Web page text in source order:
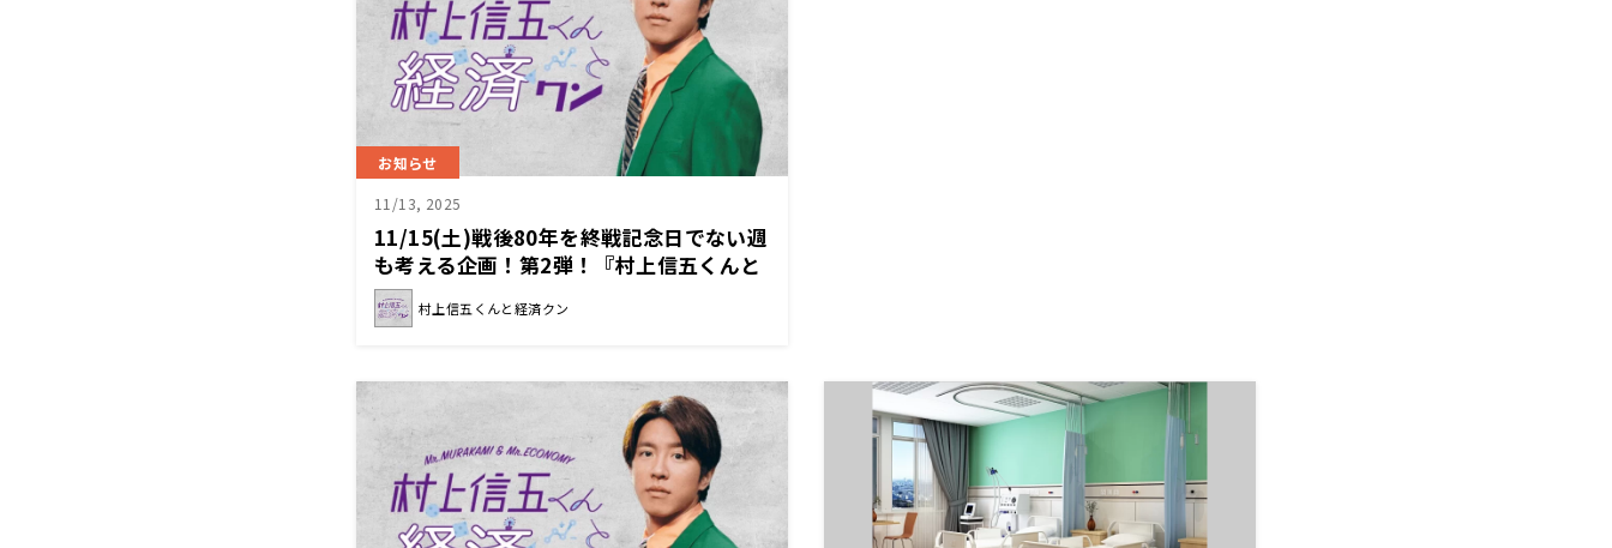
お知らせ
11/13, 2025
11/15(土)戦後80年を終戦記念日でない週
も考える企画！第2弾！『村上信五くんと
経済クン』
村上信五くんと経済クン